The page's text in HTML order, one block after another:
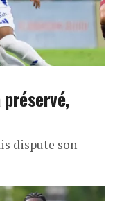
dispute son